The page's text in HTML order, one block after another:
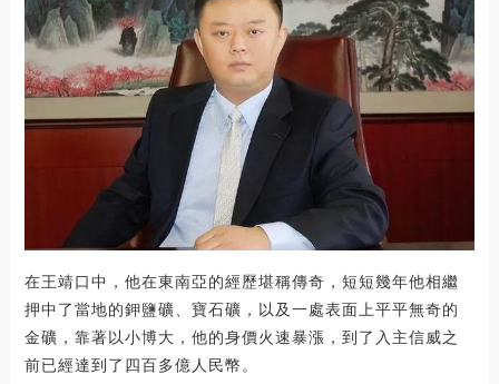
在王靖口中，他在東南亞的經歷堪稱傳奇，短短幾年他相繼
押中了當地的鉀鹽礦、寶石礦，以及一處表面上平平無奇的
金礦，靠著以小博大，他的身價火速暴漲，到了入主信威之
前已經達到了四百多億人民幣。